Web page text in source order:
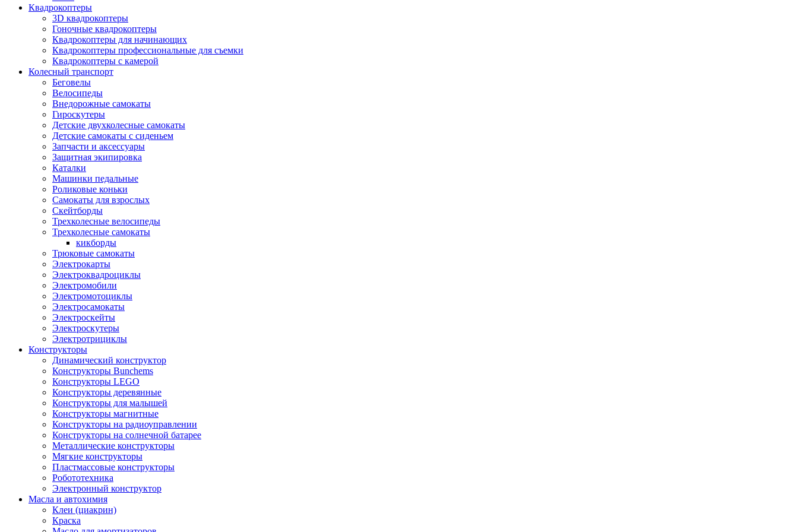
Квадрокоптеры
3D квадрокоптеры
Гоночные квадрокоптеры
Квадрокоптеры для начинающих
Квадрокоптеры профессиональные для съемки
Квадрокоптеры с камерой
Колесный транспорт
Беговелы
Велосипеды
Внедорожные самокаты
Гироскутеры
Детские двухколесные самокаты
Детские самокаты с сиденьем
Запчасти и аксессуары
Защитная экипировка
Каталки
Машинки педальные
Роликовые коньки
Самокаты для взрослых
Скейтборды
Трехколесные велосипеды
Трехколесные самокаты
кикборды
Трюковые самокаты
Электрокарты
Электроквадроциклы
Электромобили
Электромотоциклы
Электросамокаты
Электроскейты
Электроскутеры
Электротрициклы
Конструкторы
Динамический конструктор
Конструкторы Bunchems
Конструкторы LEGO
Конструкторы деревянные
Конструкторы для малышей
Конструкторы магнитные
Конструкторы на радиоуправлении
Конструкторы на солнечной батарее
Металлические конструкторы
Мягкие конструкторы
Пластмассовые конструкторы
Робототехника
Электронный конструктор
Масла и автохимия
Клеи (циакрин)
Краска